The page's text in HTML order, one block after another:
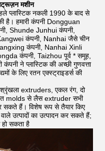
मशीन
प्लास्टिक नकली 1990 के बाद से
है। हमारी कंपनी Dongguan
Shunde Junhui कंपनी,
कंपनी, Nanhai जैसे चीन
कंपनी, Nanhai Xinli
कंपनी, Taizhou पूर्व * समूह,
कंपनी ने प्लास्टिक की अच्छी गुणवत्ता
के लिए रतन एक्स्ट्राइडर्स की
extruders, एकल रंग, दो
molds से लैस extruder सभी
सकते हैं। विशेष रूप से तैयार किए
उत्पादों का उत्पादन कर सकते हैं;
सकता है